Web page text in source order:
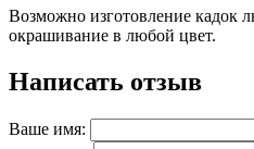
Возможно изготовление кадок
окрашивание в любой цвет.
Написать отзыв
Ваше имя: